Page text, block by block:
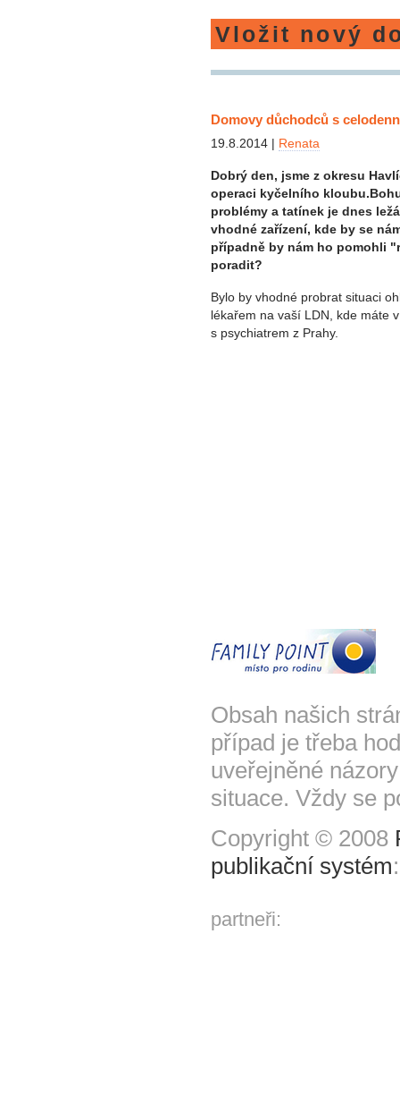
Vložit nový
Domovy důchodců s
19.8.2014 | Renata
Dobrý den, jsme z okresu
operaci kyčelního
problémy a tatínek je dnes
vhodné zařízení, kde by se
případně by nám ho pomohli
poradit?
Bylo by vhodné probrat situaci
lékařem na vaší LDN, kde máte
s psychiatrem z Prahy.
Obsah našich
případ je třeba
uveřejněné
situace. Vždy se
Copyright © 2008
publikační systém
partneři: